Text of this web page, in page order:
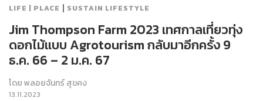
LIFE | PLACE | SUSTAIN LIFESTYLE
Jim Thompson Farm 2023 เทศกาลเที่ยวทุ่ง
ดอกไม้แบบ Agrotourism กลับมาอีกครั้ง 9
ธ.ค. 66 – 2 ม.ค. 67
โดยพลอยจันทร์ สุขคง
13.11.2023